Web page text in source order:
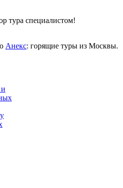
тура специалистом!
Анекс: горящие туры из Москвы.